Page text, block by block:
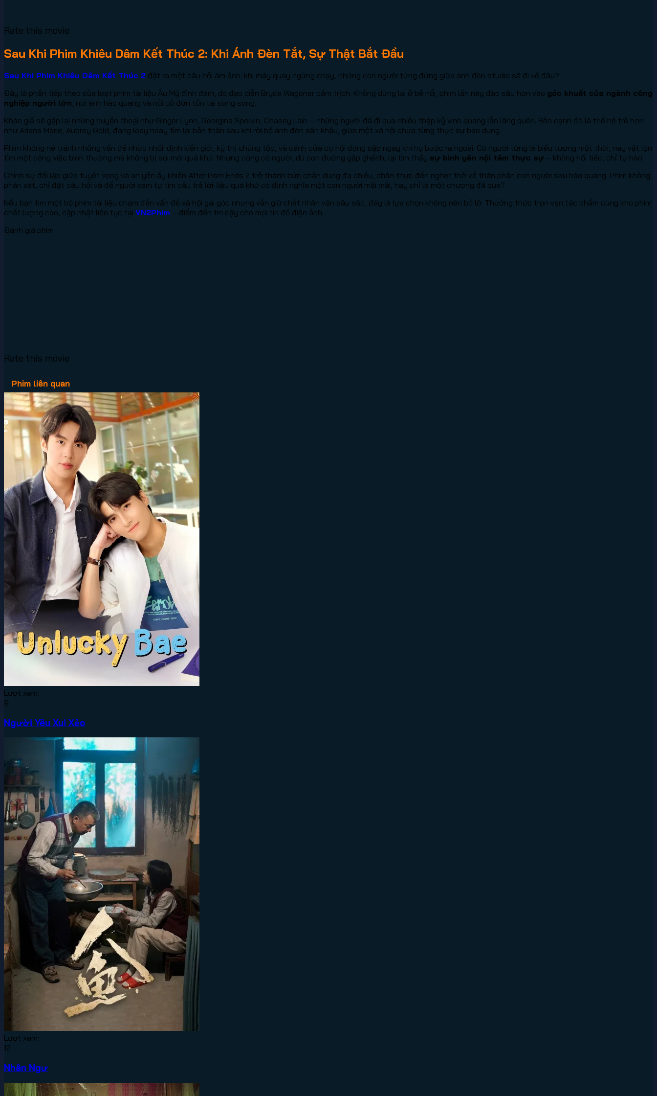
Rate this movie
Sau Khi Phim Khiêu Dâm Kết Thúc 2: Khi Ánh Đèn Tắt, Sự Thật Bắt Đầu
Sau Khi Phim Khiêu Dâm Kết Thúc 2 đặt ra một câu hỏi ám ảnh: khi máy quay ngừng chạy, những con người từng đứng giữa ánh đèn studio sẽ đi về đâu?
Đây là phần tiếp theo của loạt phim tài liệu Âu Mỹ đình đám, do đạo diễn Bryce Wagoner cầm trịch. Không dừng lại ở bề nổi, phim lần này đào sâu hơn vào góc khuất của ngành công
nghiệp người lớn , nơi ánh hào quang và nỗi cô đơn tồn tại song song.
Khán giả sẽ gặp lại những huyền thoại như Ginger Lynn, Georgina Spelvin, Chasey Lain – những người đã đi qua nhiều thập kỷ vinh quang lẫn lãng quên. Bên cạnh đó là thế hệ trẻ hơn
như Ariana Marie, Aubrey Gold, đang loay hoay tìm lại bản thân sau khi rời bỏ ánh đèn sân khấu, giữa một xã hội chưa từng thực sự bao dung.
Phim không né tránh những vấn đề nhức nhối: định kiến giới, kỳ thị chủng tộc, và cánh cửa cơ hội đóng sập ngay khi họ bước ra ngoài. Có người từng là biểu tượng một thời, nay vật lộn
tìm một công việc bình thường mà không bị soi mói quá khứ. Nhưng cũng có người, dù con đường gập ghềnh, lại tìm thấy sự bình yên nội tâm thực sự – không hối tiếc, chỉ tự hào.
Chính sự đối lập giữa tuyệt vọng và an yên ấy khiến After Porn Ends 2 trở thành bức chân dung đa chiều, chân thực đến nghẹt thở về thân phận con người sau hào quang. Phim không
phán xét, chỉ đặt câu hỏi và để người xem tự tìm câu trả lời: liệu quá khứ có định nghĩa một con người mãi mãi, hay chỉ là một chương đã qua?
Nếu bạn tìm một bộ phim tài liệu chạm đến vấn đề xã hội gai góc nhưng vẫn giữ chất nhân văn sâu sắc, đây là lựa chọn không nên bỏ lỡ. Thưởng thức trọn vẹn tác phẩm cùng kho phim
chất lượng cao, cập nhật liên tục tại VN2Phim – điểm đến tin cậy cho mọi tín đồ điện ảnh.
Đánh giá phim
Rate this movie
Phim liên quan
Lượt xem:
9
Người Yêu Xui Xẻo
Lượt xem:
12
Nhân Ngư